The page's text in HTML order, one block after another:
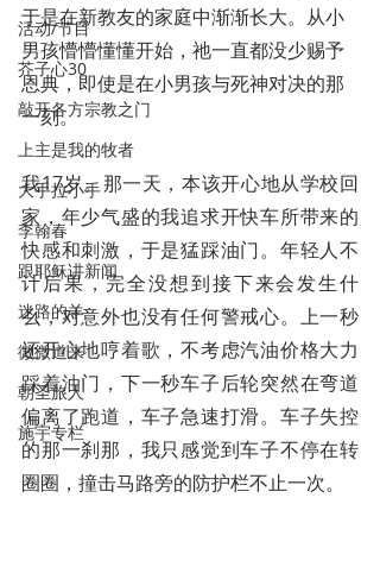
活动/节目
芥子心30
敲开各方宗教之门
上主是我的牧者
大手拉小手
李翰春
跟耶稣讲新闻
迷路的羊
微微道来
朝圣旅人
施宇专栏
于是在新教友的家庭中渐渐长大。从小
男孩懵懵懂懂开始，祂一直都没少赐予
恩典，即使是在小男孩与死神对决的那
一刻。
我17岁。那一天，本该开心地从学校回
家，年少气盛的我追求开快车所带来的
快感和刺激，于是猛踩油门。年轻人不
计后果，完全没想到接下来会发生什
么，对意外也没有任何警戒心。上一秒
还开心地哼着歌，不考虑汽油价格大力
踩着油门，下一秒车子后轮突然在弯道
偏离了跑道，车子急速打滑。车子失控
的那一刹那，我只感觉到车子不停在转
圈圈，撞击马路旁的防护栏不止一次。